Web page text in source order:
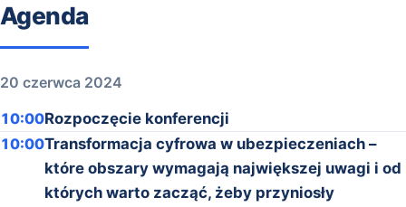
Agenda
20 czerwca 2024
10:00Rozpoczęcie konferencji
10:00Transformacja cyfrowa w ubezpieczeniach –
które obszary wymagają największej uwagi i od
których warto zacząć, żeby przyniosły